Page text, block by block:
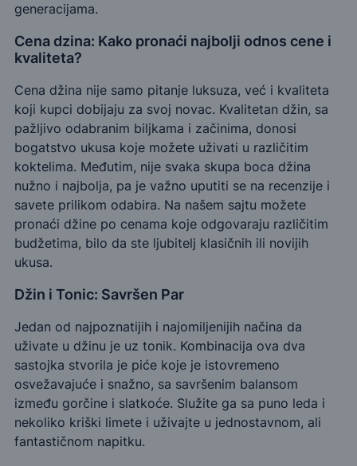
generacijama.
Cena dzina: Kako pronaći najbolji odnos cene i
kvaliteta?
Cena džina nije samo pitanje luksuza, već i kvaliteta
koji kupci dobijaju za svoj novac. Kvalitetan džin, sa
pažljivo odabranim biljkama i začinima, donosi
bogatstvo ukusa koje možete uživati u različitim
koktelima. Međutim, nije svaka skupa boca džina
nužno i najbolja, pa je važno uputiti se na recenzije i
savete prilikom odabira. Na našem sajtu možete
pronaći džine po cenama koje odgovaraju različitim
budžetima, bilo da ste ljubitelj klasičnih ili novijih
ukusa.
Džin i Tonic: Savršen Par
Jedan od najpoznatijih i najomiljenijih načina da
uživate u džinu je uz tonik. Kombinacija ova dva
sastojka stvorila je piće koje je istovremeno
osvežavajuće i snažno, sa savršenim balansom
između gorčine i slatkoće. Služite ga sa puno leda i
nekoliko kriški limete i uživajte u jednostavnom, ali
fantastičnom napitku.